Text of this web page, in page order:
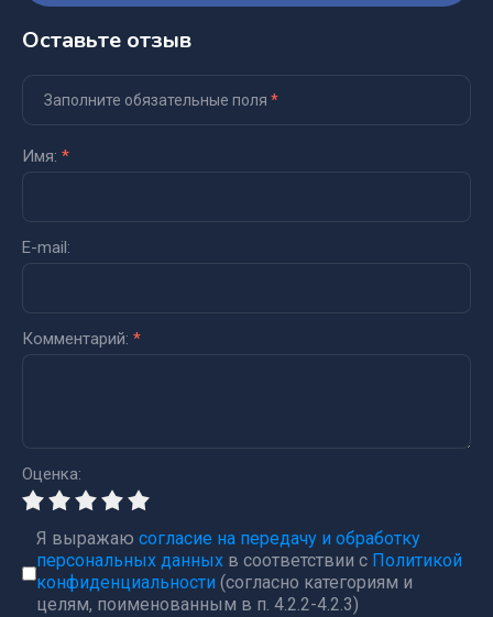
Оставьте отзыв
Заполните обязательные поля *
Имя: *
E-mail:
Комментарий: *
Оценка:
Я выражаю согласие на передачу и обработку
персональных данных в соответствии с Политикой
конфиденциальности (согласно категориям и
целям, поименованным в п. 4.2.2-4.2.3)